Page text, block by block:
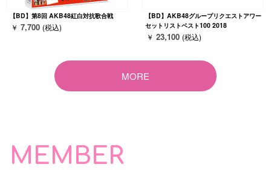
【BD】第8回 AKB48紅白対抗歌合戦
￥ 7,700 (税込)
【BD】AKB48グループリクエストアワー
セットリストベスト100 2018
￥ 23,100 (税込)
MORE
MEMBER